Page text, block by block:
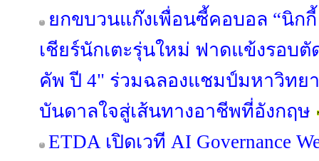
ยกขบวนแก๊งเพื่อนซี้คอบอล “นิกกี้
เชียร์นักเตะรุ่นใหม่ ฟาดแข้งรอบ
คัพ ปี 4" ร่วมฉลองแชมป์มหาวิทย
บันดาลใจสู่เส้นทางอาชีพที่อังกฤษ
ETDA เปิดเวที AI Governance